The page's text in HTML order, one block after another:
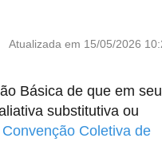
Atualizada em 15/05/2026
Básica de que em
substitutiva ou
Convenção Coletiva de